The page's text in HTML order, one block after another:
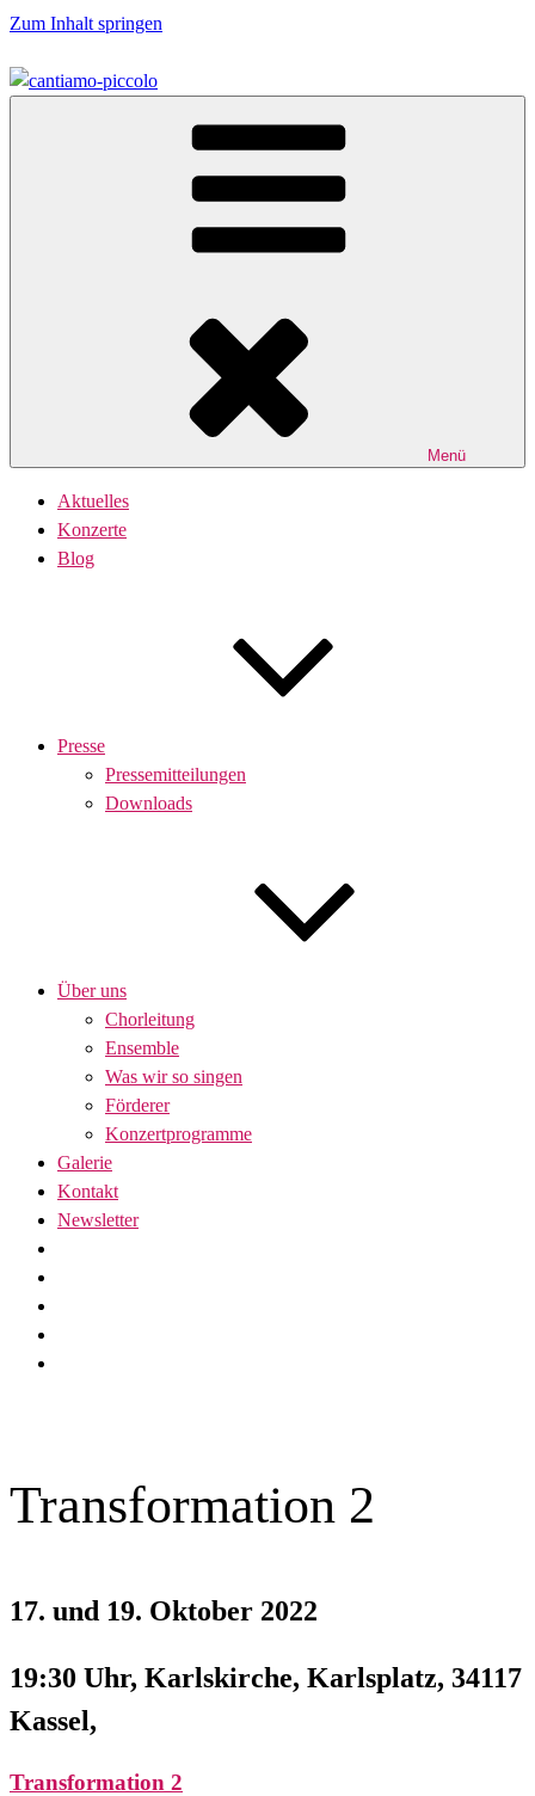
Zum Inhalt springen
Menü
Aktuelles
Konzerte
Blog
Presse
Pressemitteilungen
Downloads
Über uns
Chorleitung
Ensemble
Was wir so singen
Förderer
Konzertprogramme
Galerie
Kontakt
Newsletter
Transformation 2
17. und 19. Oktober 2022
19:30 Uhr, Karlskirche, Karlsplatz, 34117
Kassel,
Transformation 2